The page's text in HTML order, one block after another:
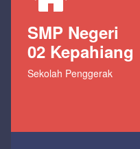
SMP Negeri
02 Kepahiang
Sekolah Penggerak